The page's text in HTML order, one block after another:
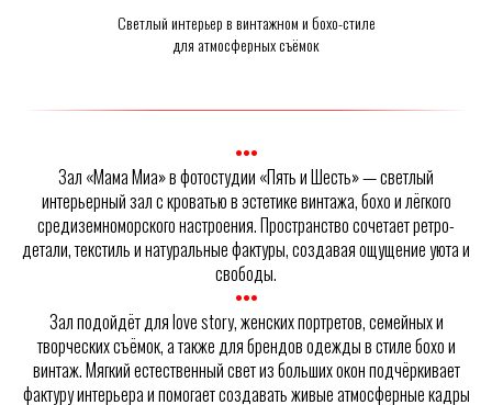
Светлый интерьер в винтажном и бохо-стиле
для атмосферных съёмок
•••
Зал «Мама Миа» в фотостудии «Пять и Шесть» — светлый
интерьерный зал с кроватью в эстетике винтажа, бохо и лёгкого
средиземноморского настроения. Пространство сочетает ретро-
детали, текстиль и натуральные фактуры, создавая ощущение уюта и
свободы.
•••
Зал подойдёт для love story, женских портретов, семейных и
творческих съёмок, а также для брендов одежды в стиле бохо и
винтаж. Мягкий естественный свет из больших окон подчёркивает
фактуру интерьера и помогает создавать живые атмосферные кадры